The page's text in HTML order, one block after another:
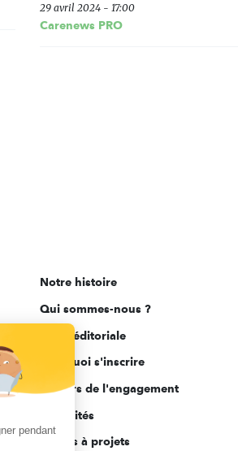
29 avril 2024 - 17:00
Carenews PRO
Notre histoire
Qui sommes-nous ?
Ligne éditoriale
Pourquoi s'inscrire
Acteurs de l'engagement
Actualités
Appels à projets
pendant